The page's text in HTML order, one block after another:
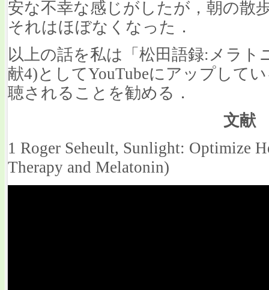
安な不幸な感じがしたが，朝の散
それはほぼなくなった．
以上の話を私は「松田語録:メラト
献4)としてYouTubeにアップして
聴されることを勧める．
文献
1 Roger Seheult, Sunlight: Optimize
Therapy and Melatonin)